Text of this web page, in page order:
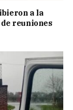
a la
reuniones